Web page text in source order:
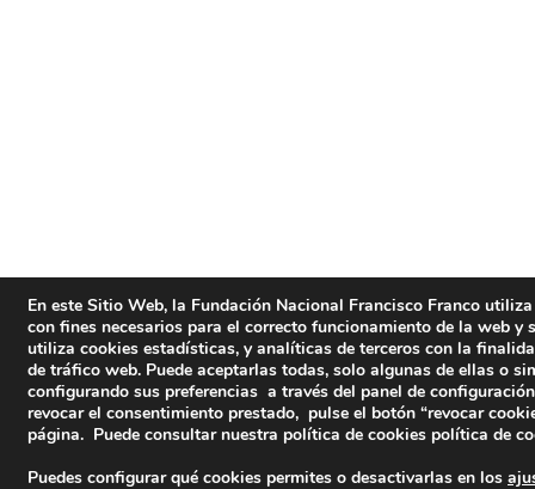
En este Sitio Web, la Fundación Nacional Francisco Franco
con fines necesarios para el correcto funcionamiento de la web y
utiliza cookies estadísticas, y analíticas de terceros con la
de tráfico web. Puede aceptarlas todas, solo algunas de ellas o
configurando sus preferencias a través del panel de
revocar el consentimiento prestado, pulse el botón “revocar
página. Puede consultar nuestra política de cookies política de
Puedes configurar qué cookies permites o desactivarlas en los